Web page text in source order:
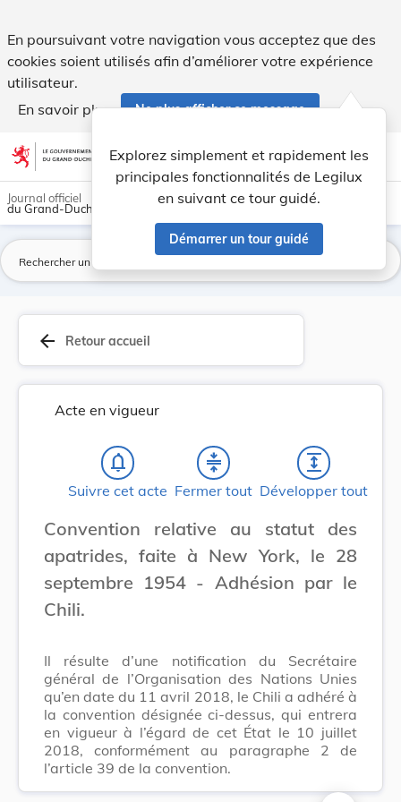
En poursuivant votre navigation vous acceptez que des
cookies soient utilisés afin d’améliorer votre expérience
utilisateur.
En savoir plus
Ne plus afficher ce message
Aller au contenu account_circle help Aide
Explorez simplement et rapidement les
principales fonctionnalités de Legilux
en suivant ce tour guidé.
Démarrer un tour guidé
light_mode dark_mode
Journal officiel
du Grand-Duché de Luxembourg
arrow_back Retour accueil
Acte en vigueur
notifications_none
Suivre cet acte
compress
Fermer tout
expand
Développer tout
Convention relative au statut des
apatrides, faite à New York, le 28
septembre 1954 - Adhésion par le
Chili.
Il résulte d’une notification du Secrétaire
général de l’Organisation des Nations Unies
qu’en date du 11 avril 2018, le Chili a adhéré à
la convention désignée ci-dessus, qui entrera
en vigueur à l’égard de cet État le 10 juillet
2018, conformément au paragraphe 2 de
l’article 39 de la convention.